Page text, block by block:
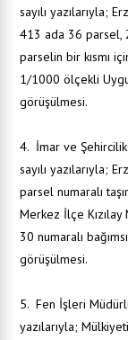
sayılı yazılarıyla;
413 ada 36 parsel,
parselin bir kısmı
1/1000 ölçekli
görüşülmesi.
4. İmar ve
sayılı yazılarıyla;
parsel numaralı
Merkez İlçe
30 numaralı
görüşülmesi.
5. Fen İşleri
yazılarıyla;